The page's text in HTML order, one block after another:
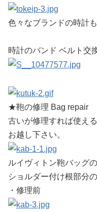
色々なブランドの時計
時計のバンド ベルト交
★鞄の修理 Bag repair
古いが修理すれば使え
お越し下さい。
ルイヴィトン鞄バッグの
ショルダー付け根部分
・修理前